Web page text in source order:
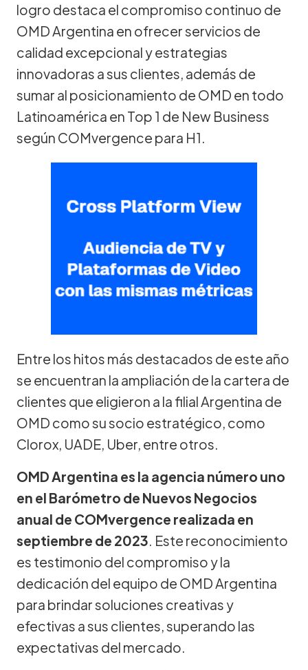
logro destaca el compromiso continuo de
OMD Argentina en ofrecer servicios de
calidad excepcional y estrategias
innovadoras a sus clientes, además de
sumar al posicionamiento de OMD en todo
Latinoamérica en Top 1 de New Business
según COMvergence para H1.
Entre los hitos más destacados de este año
se encuentran la ampliación de la cartera de
clientes que eligieron a la filial Argentina de
OMD como su socio estratégico, como
Clorox, UADE, Uber, entre otros.
OMD Argentina es la agencia número uno
en el Barómetro de Nuevos Negocios
anual de COMvergence realizada en
septiembre de 2023. Este reconocimiento
es testimonio del compromiso y la
dedicación del equipo de OMD Argentina
para brindar soluciones creativas y
efectivas a sus clientes, superando las
expectativas del mercado.